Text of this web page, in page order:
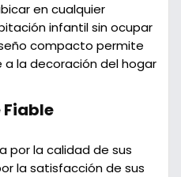
en cualquier
infantil sin ocupar
compacto permite
la decoración del hogar
por la calidad de sus
la satisfacción de sus